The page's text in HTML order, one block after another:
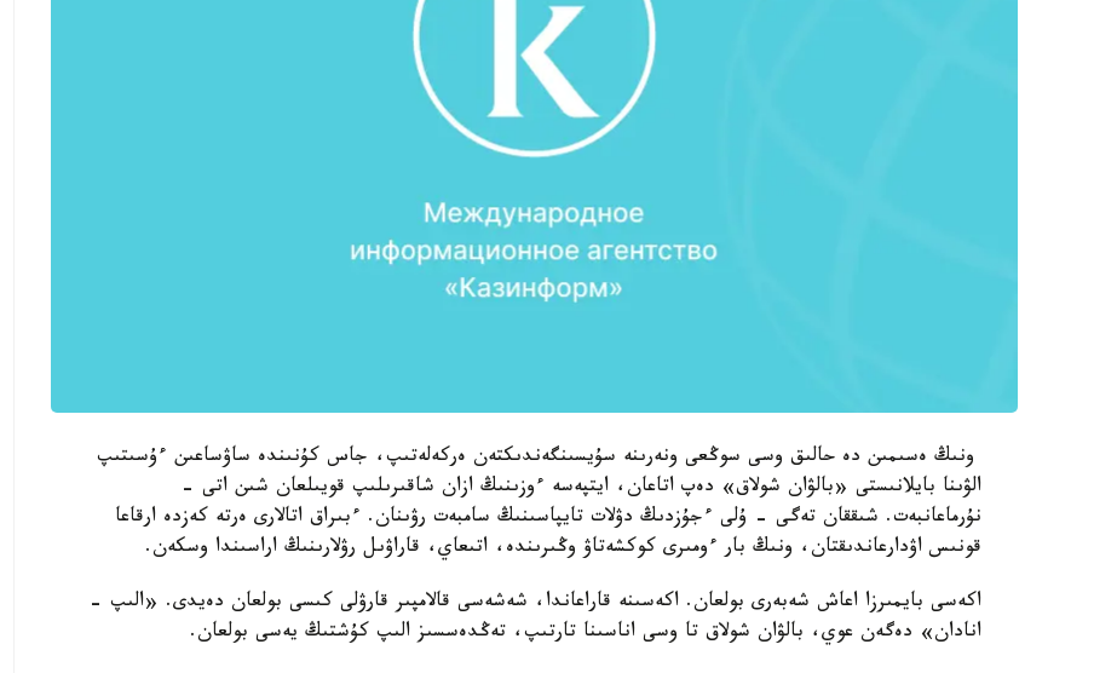
ونىڭ ەسىمىن دە حالىق وسى سوڭعى ونەرىنە سۇيسىنگەندىكتەن ەركەلەتىپ، جاس كۇنىندە ساۋساعىن ءۇسىتىپ
الۋىنا بايلانىستى «بالۋان شولاق» دەپ اتاعان، ايتپەسە ءوزىنىڭ ازان شاقىرىلىپ قويىلعان شىن اتى -
نۇرماعانبەت. شىققان تەگى - ۇلى ءجۇزدىڭ دۋلات تايپاسىنىڭ سامبەت رۋىنان. ءبىراق اتالارى ەرتە كەزدە ارقاعا
قونىس اۋدارعاندىقتان، ونىڭ بار ءومىرى كوكشەتاۋ وڭىرىندە، اتىعاي، قاراۋىل رۋلارىنىڭ اراسىندا وسكەن.
اكەسى بايمىرزا اعاش شەبەرى بولعان. اكەسىنە قاراعاندا، شەشەسى قالامپىر قارۋلى كىسى بولعان دەيدى. «الىپ -
انادان» دەگەن عوي، بالۋان شولاق تا وسى اناسىنا تارتىپ، تەڭدەسسىز الىپ كۇشتىڭ يەسى بولعان.